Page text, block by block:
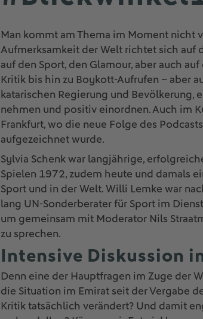
Man kommt am Thema im Moment nicht
Aufmerksamkeit der Welt richtet sich auf
auf den Sport, den Glamour, aber auch
Kritik bis hin zu Boykott-Aufrufen – aber
katarischen Regierung und Bevölkerung,
nehmen und positiv einordnen. Auch im
Frankfurt, wo die neue Folge des
aufgezeichnet wurde.
Sylvia Schenk war langjährige,
Spielen 1972, zudem heute und damals
Sport und in der Welt. Willi Lemke war
lang UN-Sonderberater für Sport im
um gemeinsam mit Moderator Nils
zu sprechen.
Intensive Diskussion
Denn eine der Hauptfragen im Zuge der
die Situation im Emirat seit der Vergabe
Kritik tatsächlich verändert? Und damit